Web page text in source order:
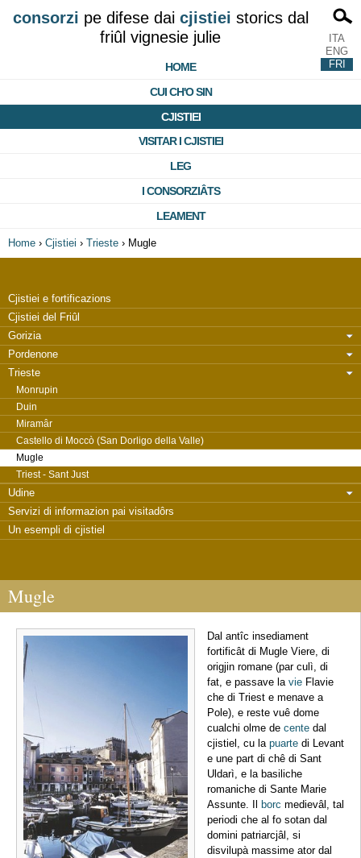
consorzi pe difese dai cjistiei storics dal
friûl vignesie julie
HOME
CUI CH'O SIN
CJISTIEI
VISITAR I CJISTIEI
LEG
I CONSORZIÂTS
LEAMENT
ITA
ENG
FRI
Home › Cjistiei › Trieste › Mugle
Cjistiei e fortificazions
Cjistiei del Friûl
Gorizia
Pordenone
Trieste
Monrupin
Duin
Miramâr
Castello di Moccò (San Dorligo della Valle)
Mugle
Triest - Sant Just
Udine
Servizi di informazion pai visitadôrs
Un esempli di cjistiel
Mugle
Dal antîc insediament
fortificât di Mugle Viere, di
origjin romane (par culì, di
fat, e passave la vieFlavie
che di Triest e menave a
Pole), e reste vuê dome
cualchi olme de centedal
cjistiel, cu la puartedi Levant
e une part di chê di Sant
Uldarì, e la basiliche
romaniche di Sante Marie
Assunte. Il
borc medievâl, tal
periodi che al fo sotan dal
domini patriarcjâl, si
disvilupà massime ator dal